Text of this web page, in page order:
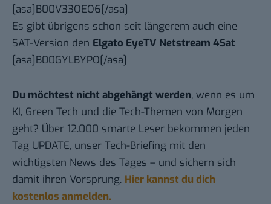
[asa]B00V33OEO6[/asa]
Es gibt übrigens schon seit längerem auch eine
SAT-Version den Elgato EyeTV Netstream 4Sat
[asa]B00GYLBYPO[/asa]
Du möchtest nicht abgehängt werden, wenn es um
KI, Green Tech und die Tech-Themen von Morgen
geht? Über 12.000 smarte Leser bekommen jeden
Tag UPDATE, unser Tech-Briefing mit den
wichtigsten News des Tages – und sichern sich
damit ihren Vorsprung. Hier kannst du dich
kostenlos anmelden.